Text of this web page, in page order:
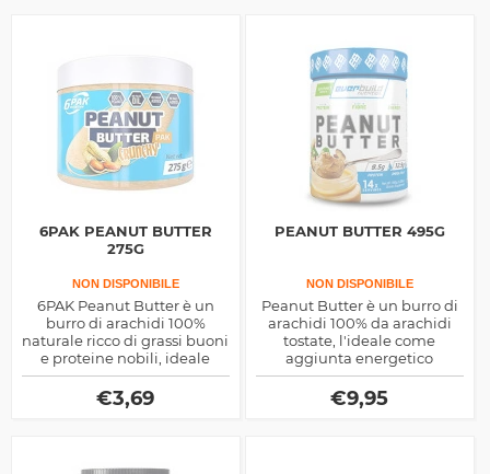
6PAK PEANUT BUTTER
275G
NON DISPONIBILE
6PAK Peanut Butter è un
burro di arachidi 100%
naturale ricco di grassi buoni
e proteine nobili, ideale
come alimento proteico
vegetale e vegano
€3,69
PEANUT BUTTER 495G
NON DISPONIBILE
Peanut Butter è un burro di
arachidi 100% da arachidi
tostate, l'ideale come
aggiunta energetico
proteica ai tuoi spuntini,
gusto delizioso e consistenza
cremosa
€9,95